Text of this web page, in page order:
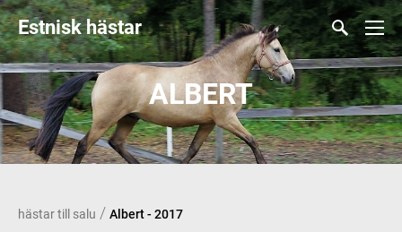
Estnisk hästar
ALBERT
hästar till salu / Albert - 2017